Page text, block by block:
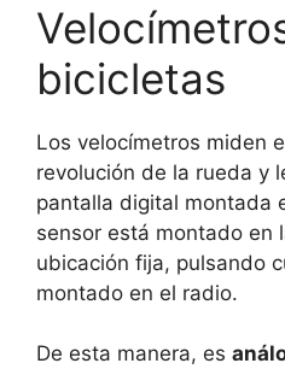
bicicletas
Los velocímetros miden
revolución de la rueda y
pantalla digital montada
sensor está montado en
ubicación fija, pulsando
montado en el radio.
De esta manera, es